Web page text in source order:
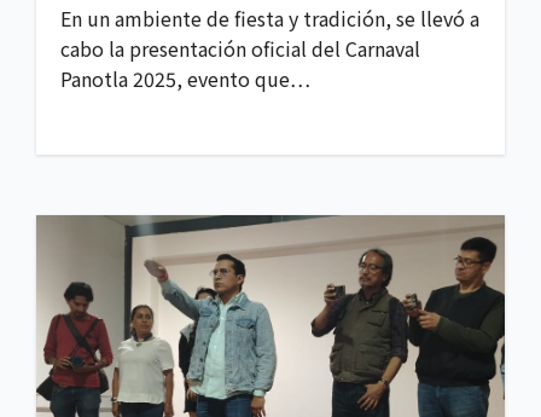
En un ambiente de fiesta y tradición, se llevó a
cabo la presentación oficial del Carnaval
Panotla 2025, evento que…